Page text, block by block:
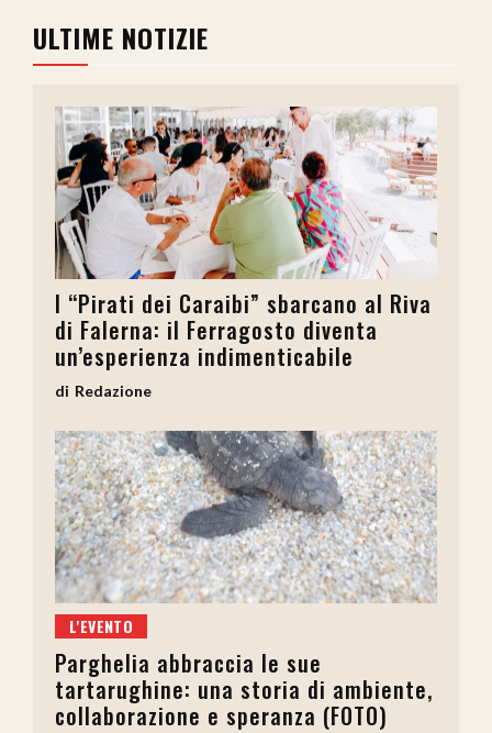
ULTIME NOTIZIE
I “Pirati dei Caraibi” sbarcano al Riva
di Falerna: il Ferragosto diventa
un’esperienza indimenticabile
Redazione
L'EVENTO
Parghelia abbraccia le sue
tartarughine: una storia di ambiente,
collaborazione e speranza (FOTO)